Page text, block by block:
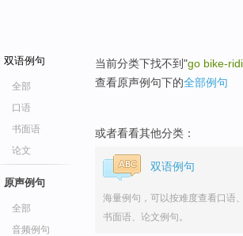
双语例句
全部
口语
书面语
论文
原声例句
全部
音频例句
当前分类下找不到"go bike-
查看原声例句下的全部例句
或者看看其他分类：
双语例句
海量例句，可以按难度查看口语、
书面语、论文例句。